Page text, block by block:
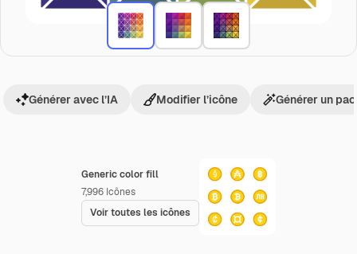
Generic color fill
7,996 Icônes
Voir toutes les icônes
Générer avec l’IA Modifier l’icône Générer un